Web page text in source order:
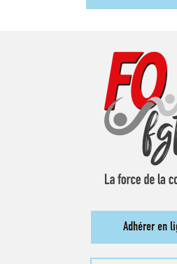
Adhérer en